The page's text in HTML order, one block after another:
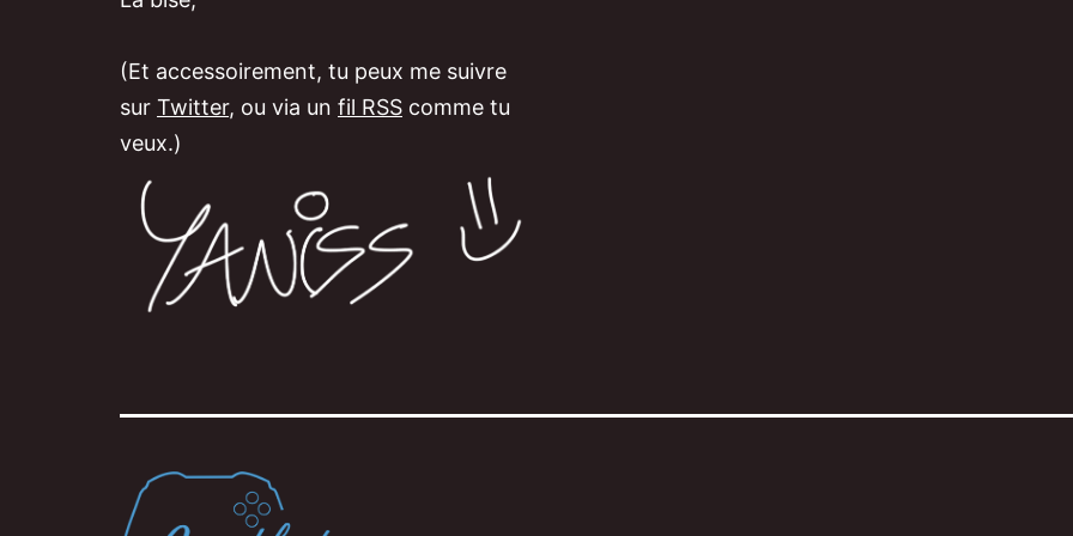
(Et accessoirement, tu peux me suivre
sur Twitter, ou via un fil RSS comme tu
veux.)